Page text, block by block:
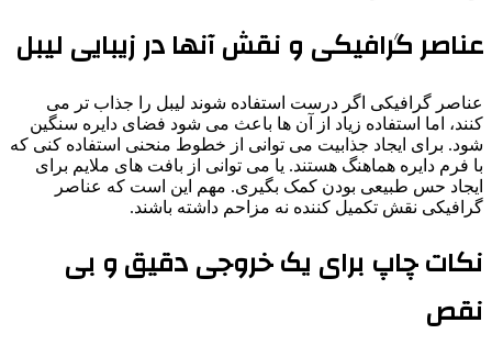
عناصر گرافیکی و نقش آنها در زیبایی لیبل
عناصر گرافیکی اگر درست استفاده شوند لیبل را جذاب تر می
کنند، اما استفاده زیاد از آن ها باعث می شود فضای دایره سنگین
شود. برای ایجاد جذابیت می توانی از خطوط منحنی استفاده کنی که
با فرم دایره هماهنگ هستند. یا می توانی از بافت های ملایم برای
ایجاد حس طبیعی بودن کمک بگیری. مهم این است که عناصر
گرافیکی نقش تکمیل کننده نه مزاحم داشته باشند.
نکات چاپ برای یک خروجی دقیق و بی
نقص